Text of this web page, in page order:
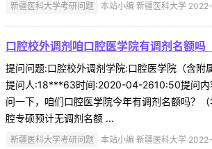
新疆医科大学考研问题 本站小编 新疆医科大学
口腔校外调剂咱口腔医学院有调剂名额吗
提问问题:口腔校外调剂学院:口腔医学院（含附
提问人:18***63时间:2020-04-2610:50提问内
问一下，咱们口腔医学院今年有调剂名额吗？
腔专硕预计无调剂名额 ...
新疆医科大学考研问题 本站小编 新疆医科大学